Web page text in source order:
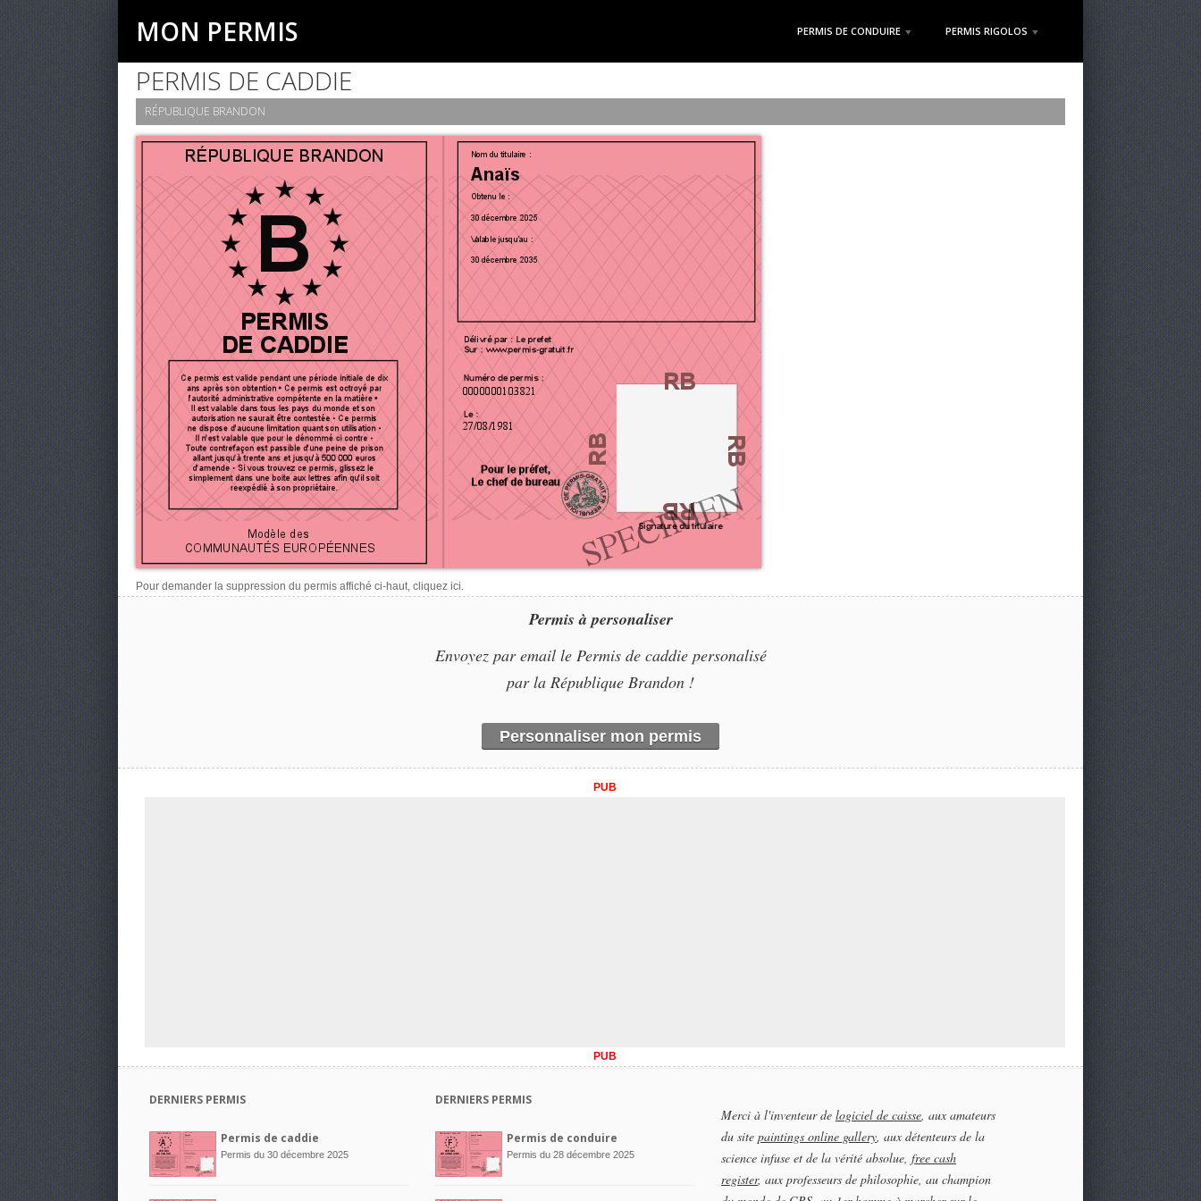
MON PERMIS PERMIS DE CONDUIRE PERMIS RIGOLOS
PERMIS DE CADDIE
RÉPUBLIQUE BRANDON
Pour demander la suppression du permis affiché ci-haut, cliquez ici.
Permis à personaliser
Envoyez par email le Permis de caddie personalisé
par la République Brandon !
Personnaliser mon permis
PUB
PUB
DERNIERS PERMIS
Permis de caddie
Permis du 30 décembre 2025
DERNIERS PERMIS
Permis de conduire
Permis du 28 décembre 2025
Merci à l'inventeur de logiciel de caisse, aux amateurs
du site paintings online gallery, aux détenteurs de la
science infuse et de la vérité absolue, free cash
register, aux professeurs de philosophie, au champion